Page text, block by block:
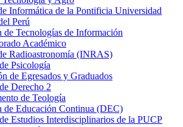
Informática de la Pontificia Universidad
Perú
de Tecnologías de Información
Académico
Radioastronomía (INRAS)
Psicología
de Egresados y Graduados
Derecho 2
de Teología
de Educación Continua (DEC)
Estudios Interdisciplinarios de la PUCP